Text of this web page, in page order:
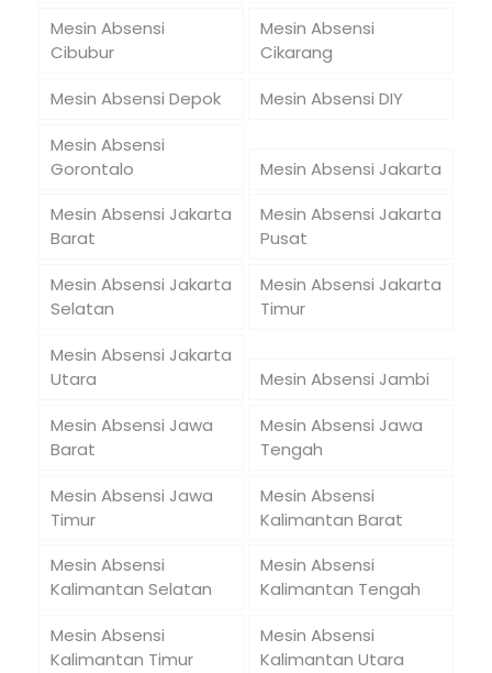
Mesin Absensi
Cibubur
Mesin Absensi
Cikarang
Mesin Absensi Depok
Mesin Absensi DIY
Mesin Absensi
Gorontalo
Mesin Absensi Jakarta
Mesin Absensi Jakarta
Barat
Mesin Absensi Jakarta
Pusat
Mesin Absensi Jakarta
Selatan
Mesin Absensi Jakarta
Timur
Mesin Absensi Jakarta
Utara
Mesin Absensi Jambi
Mesin Absensi Jawa
Barat
Mesin Absensi Jawa
Tengah
Mesin Absensi Jawa
Timur
Mesin Absensi
Kalimantan Barat
Mesin Absensi
Kalimantan Selatan
Mesin Absensi
Kalimantan Tengah
Mesin Absensi
Kalimantan Timur
Mesin Absensi
Kalimantan Utara